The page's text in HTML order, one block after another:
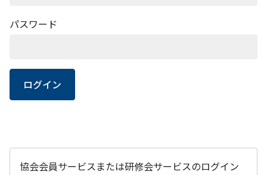
パスワード
ログイン
協会会員サービスまたは研修会サービスのログイン